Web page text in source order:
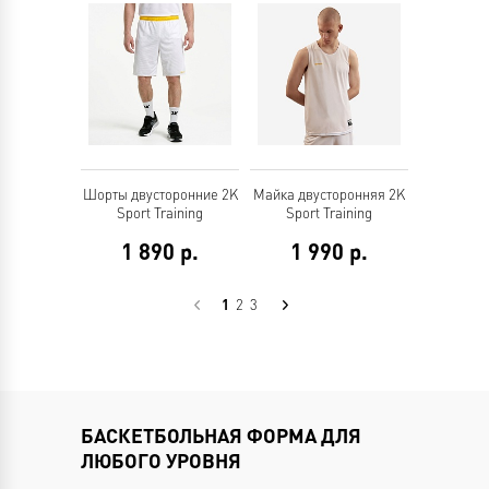
Шорты двусторонние 2K
Sport Training
1 890 р.
Майка двусторонняя 2K
Sport Training
1 990 р.
1 2 3
БАСКЕТБОЛЬНАЯ ФОРМА ДЛЯ
ЛЮБОГО УРОВНЯ